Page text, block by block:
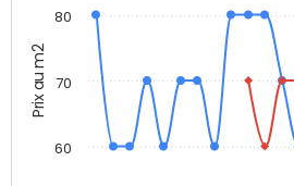
Prix au m2
60
70
80